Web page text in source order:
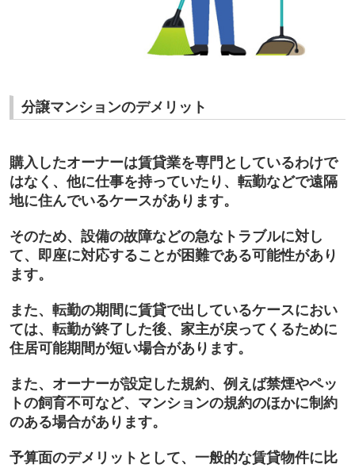
分譲マンションのデメリット
購入したオーナーは賃貸業を専門としているわけで
はなく、他に仕事を持っていたり、転勤などで遠隔
地に住んでいるケースがあります。
そのため、 設備の故障などの急なトラブルに対し
て、即座に対応することが困難である可能性があり
ます。
また、転勤の期間に賃貸で出しているケースにおい
ては、転勤が終了した後、家主が戻ってくるために
住居可能期間が短い場合があります。
また、オーナーが設定した規約、例えば禁煙やペッ
トの飼育不可など、マンションの規約のほかに制約
のある場合があります。
予算面のデメリットとして、一般的な賃貸物件に比